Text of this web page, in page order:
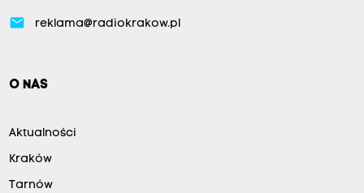
email reklama@radiokrakow.pl
O NAS
Aktualności
Kraków
Tarnów